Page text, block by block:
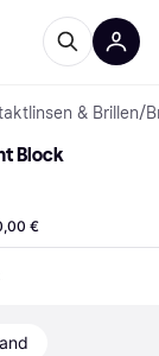
& Brillen/
Block
€